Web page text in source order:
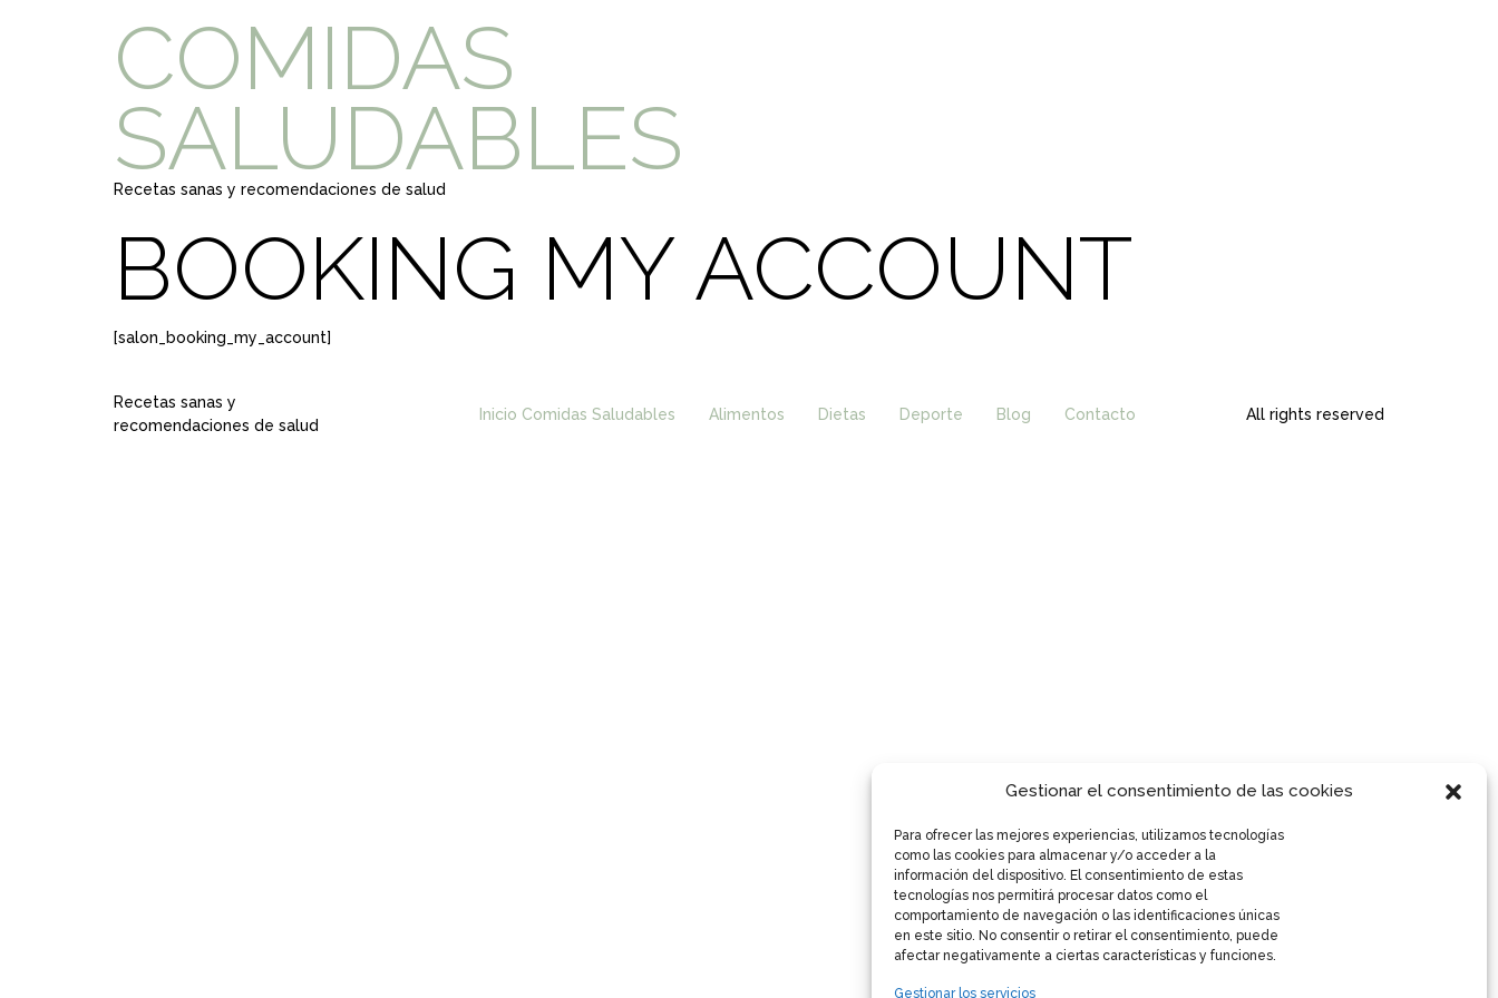
Gestionar el consentimiento de las cookies
Para ofrecer las mejores experiencias, utilizamos tecnologías
como las cookies para almacenar y/o acceder a la
información del dispositivo. El consentimiento de estas
tecnologías nos permitirá procesar datos como el
comportamiento de navegación o las identificaciones únicas
en este sitio. No consentir o retirar el consentimiento, puede
afectar negativamente a ciertas características y funciones.
Gestionar los servicios
COMIDAS
SALUDABLES
Recetas sanas y recomendaciones de salud
BOOKING MY ACCOUNT
[salon_booking_my_account]
Recetas sanas y
recomendaciones de salud
Inicio Comidas Saludables Alimentos Dietas Deporte Blog Contacto All rights reserved